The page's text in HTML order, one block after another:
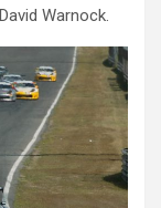
Warnock.